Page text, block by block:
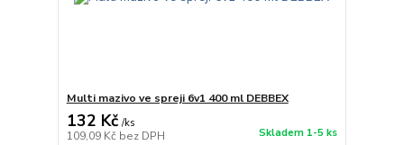
Multi mazivo ve spreji 6v1 400 ml DEBBEX
132 Kč /ks
109,09 Kč bez DPH Skladem 1-5 ks